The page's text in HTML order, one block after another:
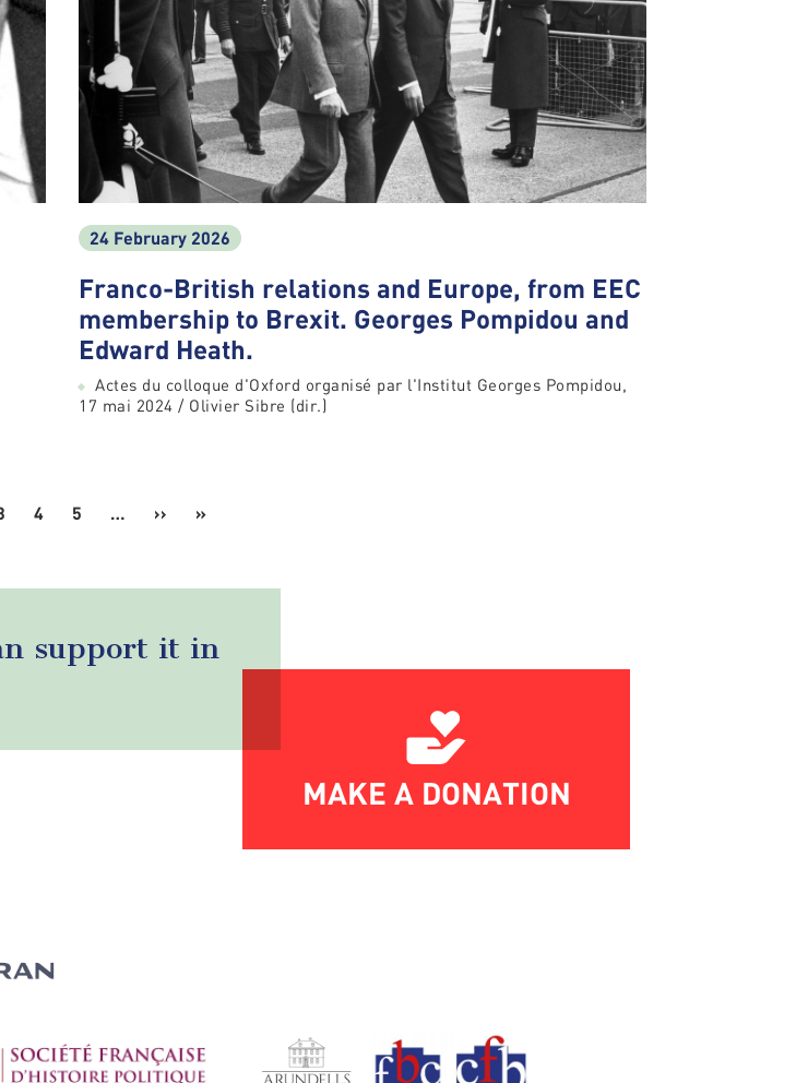
24 February 2026
Franco-British relations and Europe, from EEC
membership to Brexit. Georges Pompidou and
Edward Heath.
Actes du colloque d'Oxford organisé par l'Institut Georges Pompidou,
17 mai 2024 / Olivier Sibre (dir.)
4 5 … ›› Next
»Last
support it in
MAKE A DONATION